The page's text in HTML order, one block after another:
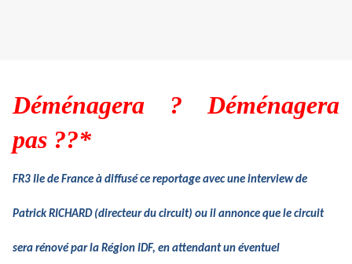
Déménagera ? Déménagera
pas ??*
FR3 Ile de France à diffusé ce reportage avec une interview de
Patrick RICHARD (directeur du circuit) ou il annonce que le circuit
sera rénové par la Région IDF, en attendant un éventuel